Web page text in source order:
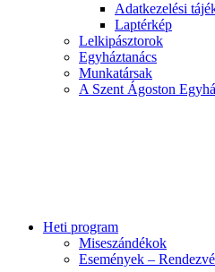
Adatkezelési
Laptérkép
Lelkipásztorok
Egyháztanács
Munkatársak
A Szent Ágoston
Heti program
Miseszándékok
Események –